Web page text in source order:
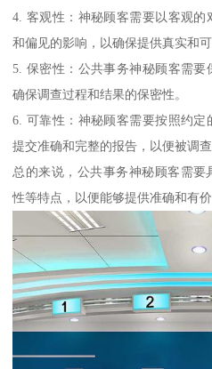
4. 客观性：神秘顾客需要以客观
和偏见的影响，以确保提供真实和可
5. 保密性：公共事务神秘顾客需要
确保调查过程和结果的保密性。
6. 可靠性：神秘顾客需要按照约
提交准确和完整的报告，以便被调
总的来说，公共事务神秘顾客需
性等特点，以便能够提供准确和有价